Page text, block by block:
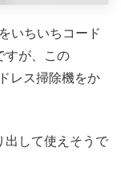
いちいちコード
すが、この
レス掃除機をか
出して使えそうで